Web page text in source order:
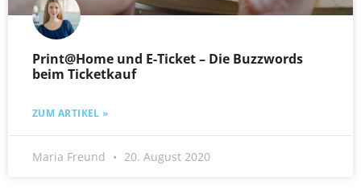
Print@Home und E-Ticket – Die Buzzwords
beim Ticketkauf
ZUM ARTIKEL »
Maria Freund 20. August 2020